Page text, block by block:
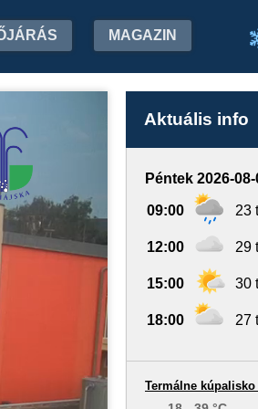
MAGAZIN
Aktuális info
Péntek 2026-
09:00 23
12:00 29
15:00 30
18:00 27
Termálne